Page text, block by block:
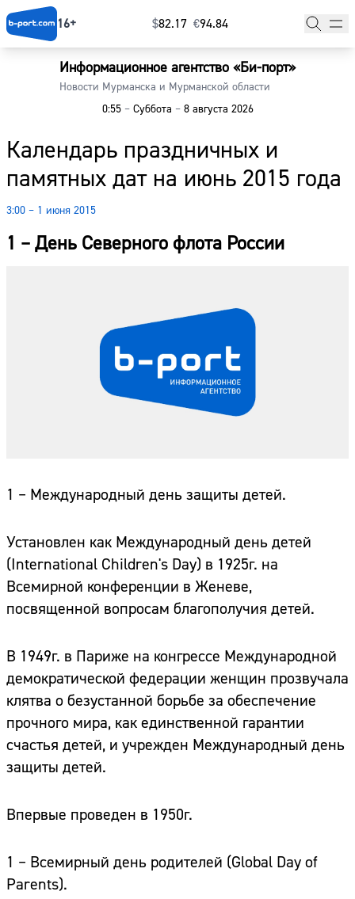
16+ $⁠82.17 €⁠94.84
Информационное агентство «Би-порт»
Новости Мурманска и Мурманской области
0:55 –Суббота –8 августа 2026
Календарь праздничных и
памятных дат на июнь 2015 года
3:00 – 1 июня 2015
1 – День Северного флота России
1 – Международный день защиты детей.
Установлен как Международный день детей
(International Children's Day) в 1925г. на
Всемирной конференции в Женеве,
посвященной вопросам благополучия детей.
В 1949г. в Париже на конгрессе Международной
демократической федерации женщин прозвучала
клятва о безустанной борьбе за обеспечение
прочного мира, как единственной гарантии
счастья детей, и учрежден Международный день
защиты детей.
Впервые проведен в 1950г.
1 – Всемирный день родителей (Global Day of
Parents).
Главная
Наши гости
Фоторепортажи
Погода